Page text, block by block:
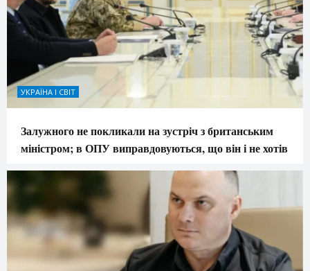
УКРАЇНА І СВІТ
Залужного не покликали на зустріч з британським
міністром; в ОПУ виправдовуються, що він і не хотів